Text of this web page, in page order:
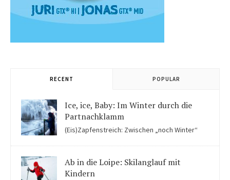
RECENT POPULAR
Ice, ice, Baby: Im Winter durch die
Partnachklamm
(Eis)Zapfenstreich: Zwischen „noch Winter“
Ab in die Loipe: Skilanglauf mit
Kindern